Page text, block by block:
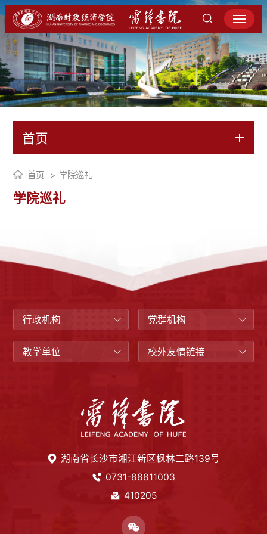
首页
学院巡礼
首页 学院巡礼
行政机构 党群机构
教学单位 校外友情链接
湖南省长沙市湘江新区枫林二路139号
0731-88811003
410205